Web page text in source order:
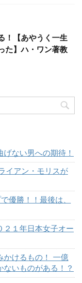
！【あやうく一生
た】ハ・ワン著教
ない男への期待！
イアン・モリスが
優勝！！最後は、
２１年日本女子オー
かけるもの！ 一億
いものがある！？